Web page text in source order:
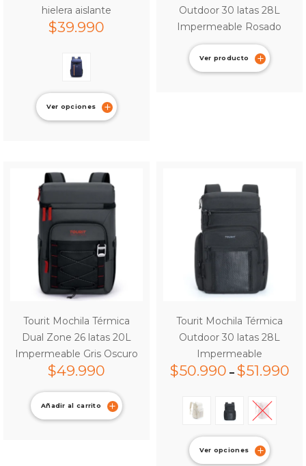
hielera aislante
$39.990
Ver opciones
Outdoor 30 latas 28L
Impermeable Rosado
Ver producto
Tourit Mochila Térmica
Dual Zone 26 latas 20L
Impermeable Gris Oscuro
$49.990
Añadir al carrito
Tourit Mochila Térmica
Outdoor 30 latas 28L
Impermeable
$50.990 – $51.990
Ver opciones